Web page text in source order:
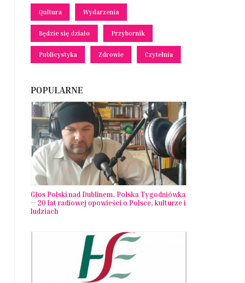
Qultura Wydarzenia
Będzie się działo Przybornik
Publicystyka Zdrowie Czytelnia
POPULARNE
Głos Polski nad Dublinem. Polska Tygodniówka
— 20 lat radiowej opowieści o Polsce, kulturze i
ludziach